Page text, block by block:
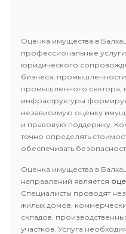
Оценка имущества в
профессиональные
юридического
бизнеса, промышленности
промышленного сектора,
инфраструктуры
независимую оценку
и правовую поддержку.
точно определять
обеспечивать
Оценка имущества в
направлений является
Специалисты проводят
жилых домов,
складов,
участков. Услуга